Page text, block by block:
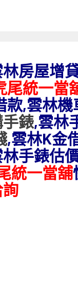
林房屋增
尾統一當
,雲林
錶,雲林
,雲林K金
手錶估
統一當舖